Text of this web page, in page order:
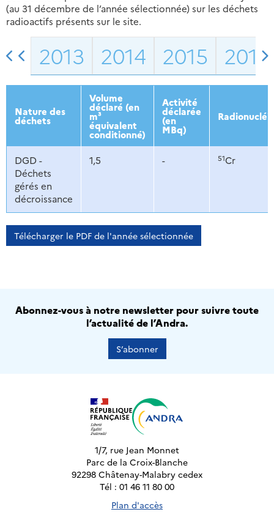
(au 31 décembre de l’année sélectionnée) sur les déchets
radioactifs présents sur le site.
2013 2014 2015 2016
Nature des
déchets
Volume
déclaré (en
m³
équivalent
conditionné)
Activité
déclarée
(en
MBq)
DGD -
Déchets
gérés en
décroissance
1,5 - 51Cr
Télécharger le PDF de l'année sélectionnée
Abonnez-vous à notre newsletter pour suivre toute
l’actualité de l’Andra.
S’abonner
1/7, rue Jean Monnet
Parc de la Croix-Blanche
92298 Châtenay-Malabry cedex
Tél : 01 46 11 80 00
Plan d'accès